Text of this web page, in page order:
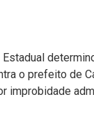
o prefeito de
improbidade